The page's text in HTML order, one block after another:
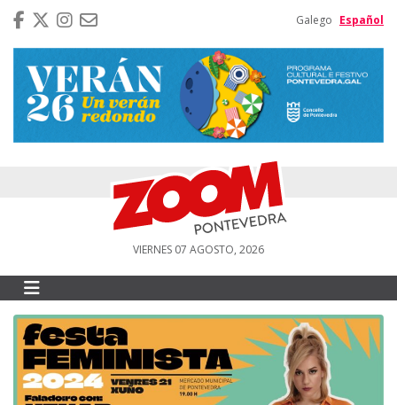
Galego Español
VIERNES 07 AGOSTO, 2026